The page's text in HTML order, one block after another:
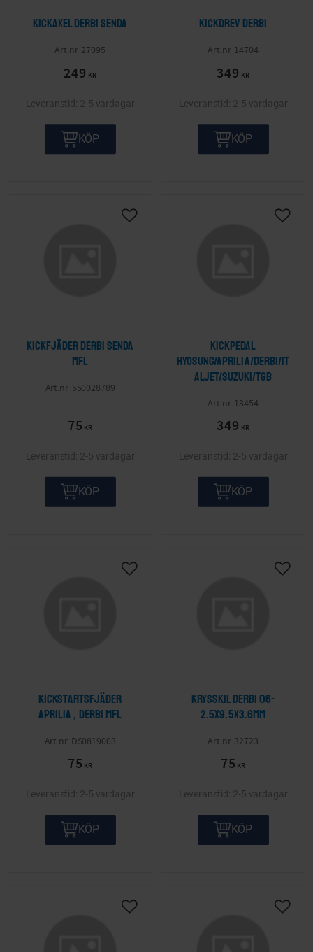
Kickaxel Derbi Senda
27095
249 KR
2-5 vardagar
KÖP
Kickdrev Derbi
14704
349 KR
2-5 vardagar
KÖP
Kickfjäder Derbi Senda
mfl
550028789
75 KR
Lägg till i önskelista
2-5 vardagar
KÖP
Kickpedal
Hyosung/Aprilia/Derbi/It
aljet/Suzuki/TGB
13454
349 KR
Lägg
2-5 vardagar
KÖP
Kickstartsfjäder
Aprilia , Derbi mfl
DS0819003
75 KR
Lägg till i önskelista
2-5 vardagar
KÖP
Krysskil Derbi 06-
2.5x9.5x3.6mm
32723
75 KR
Lägg
2-5 vardagar
KÖP
Lägg till i önskelista Lägg